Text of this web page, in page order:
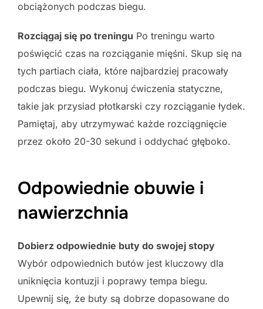
obciążonych podczas biegu.
Rozciągaj się po treningu Po treningu warto
poświęcić czas na rozciąganie mięśni. Skup się na
tych partiach ciała, które najbardziej pracowały
podczas biegu. Wykonuj ćwiczenia statyczne,
takie jak przysiad płotkarski czy rozciąganie łydek.
Pamiętaj, aby utrzymywać każde rozciągnięcie
przez około 20-30 sekund i oddychać głęboko.
Odpowiednie obuwie i
nawierzchnia
Dobierz odpowiednie buty do swojej stopy
Wybór odpowiednich butów jest kluczowy dla
uniknięcia kontuzji i poprawy tempa biegu.
Upewnij się, że buty są dobrze dopasowane do